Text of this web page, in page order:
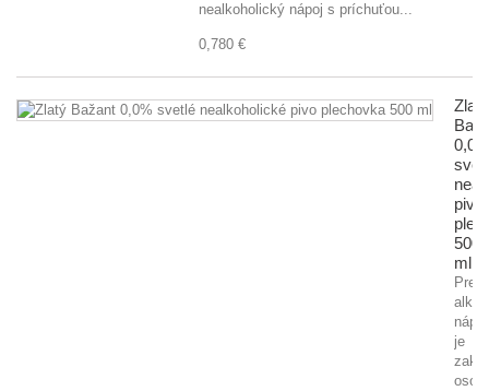
nealkoholický nápoj s príchuťou...
0,780 €
Zlatý
0,0%
pivo
500
ml
je